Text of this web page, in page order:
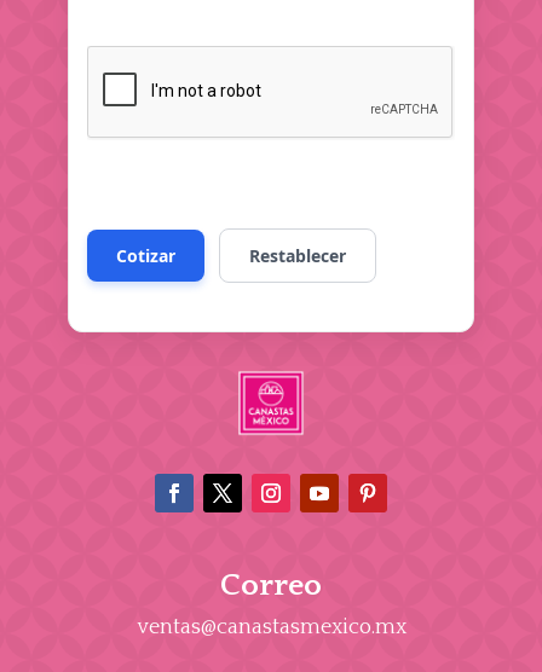
Correo
ventas@canastasmexico.mx